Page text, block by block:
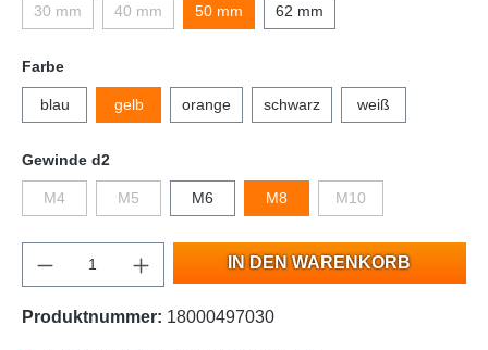
30 mm 40 mm 50 mm 62 mm
Farbe
blau gelb orange schwarz weiß
Gewinde d2
M4 M5 M6 M8 M10
IN DEN WARENKORB
Produktnummer: 18000497030